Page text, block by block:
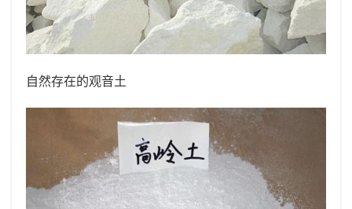
自然存在的观音土